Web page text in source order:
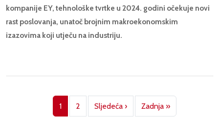
kompanije EY, tehnološke tvrtke u 2024. godini očekuje novi
rast poslovanja, unatoč brojnim makroekonomskim
izazovima koji utječu na industriju.
1 2 Sljedeća ›Next page
Zadnja »Last page